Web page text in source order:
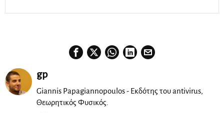
gp
Giannis Papagiannopoulos - Εκδότης του antivirus,
Θεωρητικός Φυσικός.